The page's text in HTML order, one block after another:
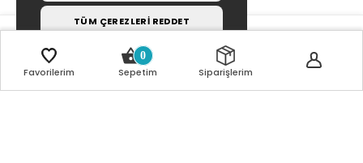
Favorilerim
0
Sepetim Siparişlerim
TÜM ÇEREZLERİ REDDET